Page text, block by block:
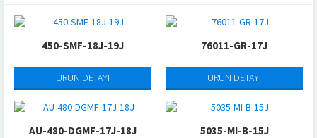
450-SMF-18J-19J
ÜRÜN DETAYI
76011-GR-17J
ÜRÜN DETAYI
AU-480-DGMF-17J-18J 5035-MI-B-15J